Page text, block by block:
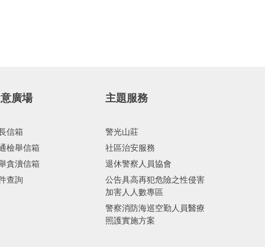
廣場
信箱
檢舉信箱
貪瀆信箱
查詢
主題服務
警光山莊
社區治安服務
退休警察人員協會
公告具高再犯危險之性侵害
加害人人數專區
警察消防海巡空勤人員醫療
照護實施方案